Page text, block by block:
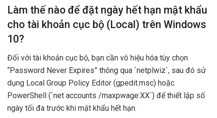
Làm thế nào để đặt ngày hết hạn mật khẩu
cho tài khoản cục bộ (Local) trên Windows
10?
Đối với tài khoản cục bộ, bạn cần vô hiệu hóa tùy chọn
“Password Never Expires” thông qua `netplwiz`, sau đó sử
dụng Local Group Policy Editor (gpedit.msc) hoặc
PowerShell (`net accounts /maxpwage:XX`) để thiết lập số
ngày tối đa trước khi mật khẩu hết hạn.